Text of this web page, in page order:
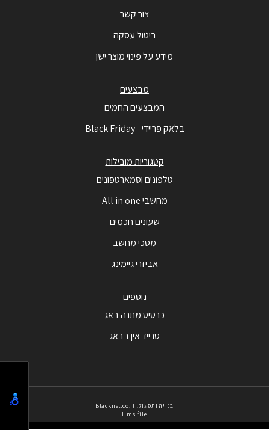
צור קשר
ביטול עסקה
מידע על פינוי מוצר ישן
מבצעים
המבצעים החמים
בלאק פריידי - Black Friday
קטגוריות מובילות
טלפונים וסמארטפונים
מחשבי All in one
שעונים חכמים
מסכי מחשב
אביזרי גיימינג
נוספים
כרטיס מתנה באג
טרייד אין בבאג
בנייה ותפעול: Blacknet.co.il
llms file